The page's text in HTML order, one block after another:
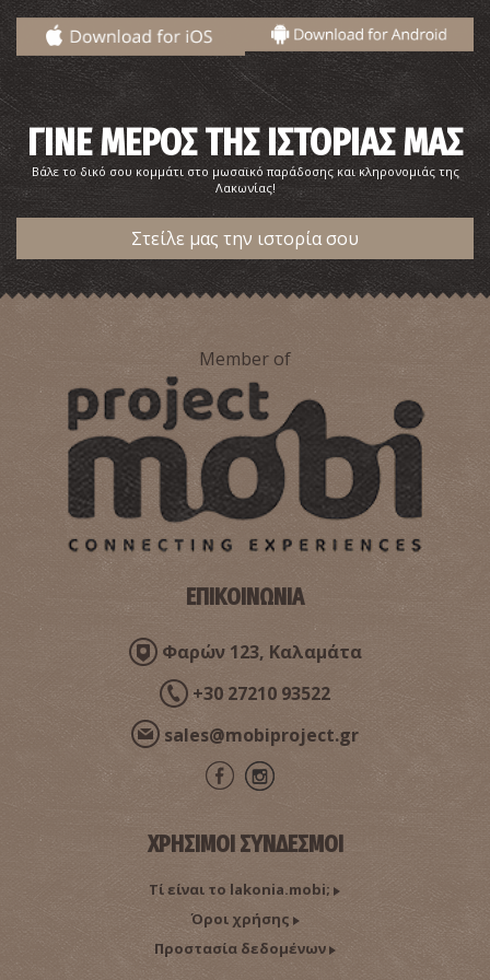
Πολιτιστικό Καλοκαίρι
Τσαφάρι
ΓΙΝΕ ΜΕΡΟΣ ΤΗΣ ΙΣΤΟΡΙΑΣ ΜΑΣ
Βάλε το δικό σου κομμάτι στο μωσαϊκό παράδοσης και κληρονομιάς της
Λακωνίας!
Στείλε μας την ιστορία σου
Member of
ΕΠΙΚΟΙΝΩΝΙΑ
Φαρών 123, Καλαμάτα
+30 27210 93522
sales@mobiproject.gr
ΧΡΗΣΙΜΟΙ ΣΥΝΔΕΣΜΟΙ
Τί είναι το lakonia.mobi;
Όροι χρήσης
Προστασία δεδομένων